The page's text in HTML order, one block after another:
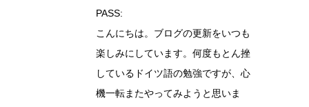
PASS:
こんにちは。ブログの更新をいつも
楽しみにしています。何度もとん挫
しているドイツ語の勉強ですが、心
機一転またやってみようと思いま